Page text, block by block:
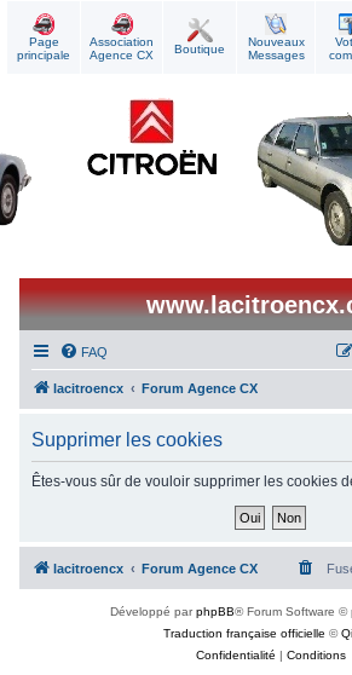
Page
principale
Association
Agence CX
Boutique
Nouveaux
Messages
FAQ
lacitroencx Forum Agence CX
Supprimer les cookies
Êtes-vous sûr de vouloir supprimer les cookies
lacitroencx Forum Agence CX
Développé parphpBB® Forum Software ©
Traduction française officielle ©
Confidentialité | Conditions